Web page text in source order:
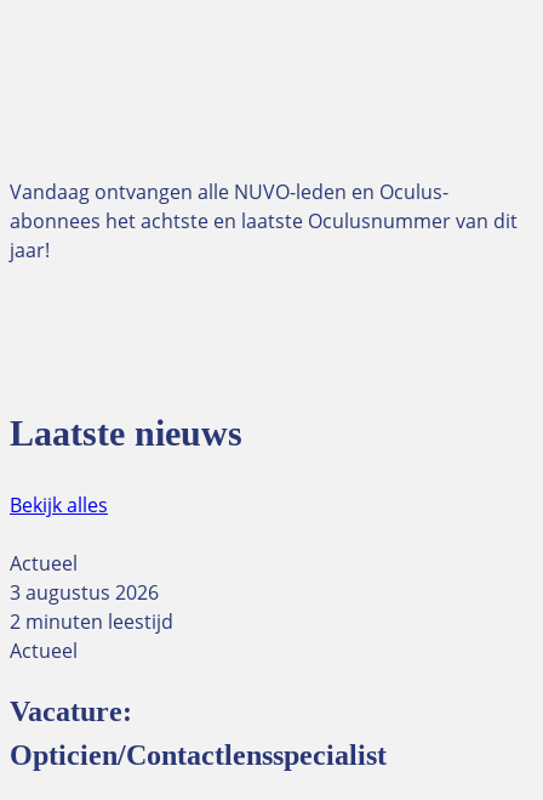
Vandaag ontvangen alle NUVO-leden en Oculus-
abonnees het achtste en laatste Oculusnummer van dit
jaar!
Laatste nieuws
Bekijk alles
Actueel
3 augustus 2026
2 minuten leestijd
Actueel
Vacature:
Opticien/Contactlensspecialist